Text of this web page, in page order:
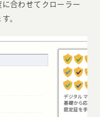
合わせてクローラー
。